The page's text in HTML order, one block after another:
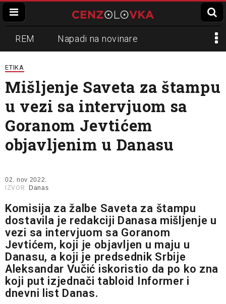
REM Napadi na novinare
Zvučni top
Propaganda Lokalni mediji
Informer Slavko Ćuruvija
ETIKA
Mišljenje Saveta za štampu
u vezi sa intervjuom sa
Goranom Jevtićem
objavljenim u Danasu
02. nov 2022.
IZVOR: Danas
Komisija za žalbe Saveta za štampu
dostavila je redakciji Danasa mišljenje u
vezi sa intervjuom sa Goranom
Jevtićem, koji je objavljen u maju u
Danasu, a koji je predsednik Srbije
Aleksandar Vučić iskoristio da po ko zna
koji put izjednači tabloid Informer i
dnevni list Danas.